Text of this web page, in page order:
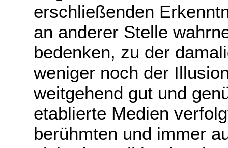
erschließenden
an anderer Stelle
bedenken, zu der
weniger noch der
weitgehend gut und
etablierte Medien
berühmten und immer